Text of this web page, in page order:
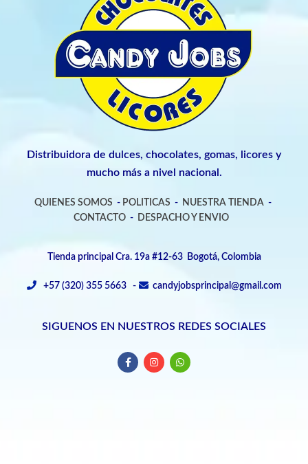
Distribuidora de dulces, chocolates, gomas, licores y
mucho más a nivel nacional.
QUIENES SOMOS - POLITICAS - NUESTRA TIENDA -
CONTACTO- DESPACHO Y ENVIO
Tienda principal Cra. 19a #12-63 Bogotá, Colombia
+57 (320) 355 5663 - candyjobsprincipal@gmail.com
SIGUENOS EN NUESTROS REDES SOCIALES